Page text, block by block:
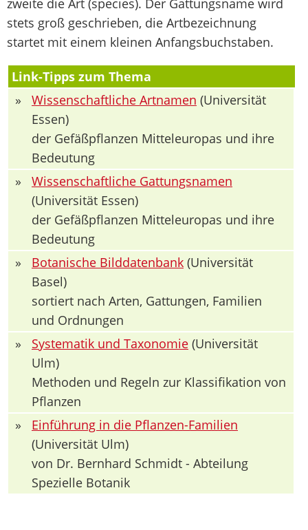
zweite die Art (species). Der Gattungsname wird
stets groß geschrieben, die Artbezeichnung
startet mit einem kleinen Anfangsbuchstaben.
Link-Tipps zum Thema
»
Wissenschaftliche Artnamen (Universität
Essen)
der Gefäßpflanzen Mitteleuropas und ihre
Bedeutung
»
Wissenschaftliche Gattungsnamen
(Universität Essen)
der Gefäßpflanzen Mitteleuropas und ihre
Bedeutung
»
Botanische Bilddatenbank (Universität
Basel)
sortiert nach Arten, Gattungen, Familien
und Ordnungen
»
Systematik und Taxonomie (Universität
Ulm)
Methoden und Regeln zur Klassifikation von
Pflanzen
»
Einführung in die Pflanzen-Familien
(Universität Ulm)
von Dr. Bernhard Schmidt - Abteilung
Spezielle Botanik